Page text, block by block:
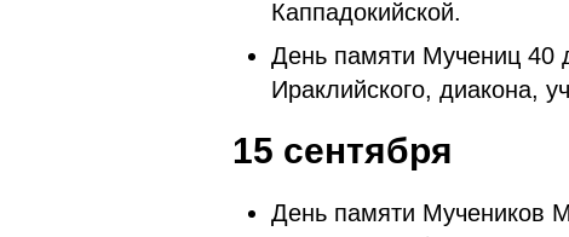
Каппадокийской.
День памяти Мучениц 40
Ираклийского, диакона,
15 сентября
День памяти Мучеников